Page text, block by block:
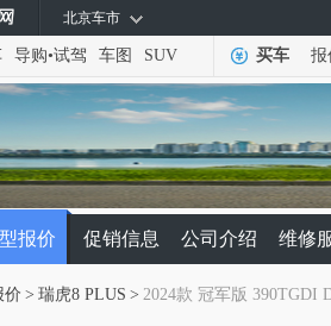
北京车市
导购•试驾 车图 SUV 买车 报
报价 促销信息 公司介绍 维修
价 > 瑞虎8 PLUS > 2024款 冠军版 390TGDI